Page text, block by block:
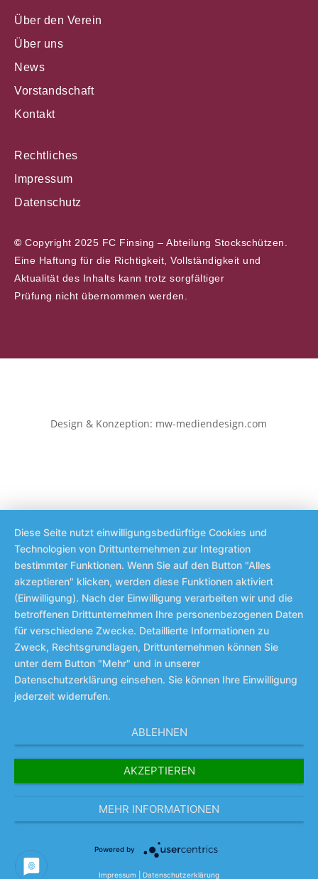
Über den Verein
Über uns
News
Vorstandschaft
Kontakt
Rechtliches
Impressum
Datenschutz
© Copyright 2025 FC Finsing – Abteilung Stockschützen.
Eine Haftung für die Richtigkeit, Vollständigkeit und
Aktualität des Inhalts kann trotz sorgfältiger
Prüfung nicht übernommen werden.
Design & Konzeption: mw-mediendesign.com
Diese Seite nutzt einwilligungsbedürftige Cookies und
Technologien von Drittunternehmen zur Integration
bestimmter Funktionen. Wenn Sie auf den Button "Alles
akzeptieren" klicken, werden diese Funktionen aktiviert
(Einwilligung). Nach der Einwilligung verarbeiten wir und die
betroffenen Drittunternehmen Ihre personenbezogenen Daten
für verschiedene Zwecke. Detaillierte Informationen zu
Zweck, Rechtsgrundlagen, Drittunternehmen können Sie
unter dem Button "Mehr" und in unserer
Datenschutzerklärung einsehen. Sie können Ihre Einwilligung
jederzeit widerrufen.
ABLEHNEN
AKZEPTIEREN
MEHR INFORMATIONEN
Powered by
Impressum Datenschutzerklärung